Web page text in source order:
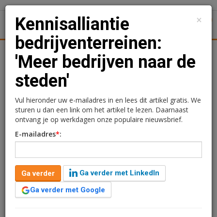
Nieuws Uitgelicht Achtergronden
Kennisalliantie
bedrijventerreinen: 'Meer
bedrijven naar de steden'
Als er niet snel wordt ingegrepen worden
de bedrijventerreinen een ondergeschoven kindje in de
woningbouwdiscussie. 'Bedrijven in de lichtere
×
Kennisalliantie
bedrijventerreinen:
'Meer bedrijven naar de
steden'
Vul hieronder uw e-mailadres in en lees dit artikel gratis. We
sturen u dan een link om het artikel te lezen. Daarnaast
ontvang je op werkdagen onze populaire nieuwsbrief.
E-mailadres*:
Ga verder
Ga verder met LinkedIn
Ga verder met Google